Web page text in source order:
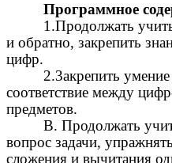
Программное
1.Продолжать
и обратно, закрепить
цифр.
2.3акрепить умение
соответствие между
предметов.
В. Продолжать
вопрос задачи,
сложения и вычитания